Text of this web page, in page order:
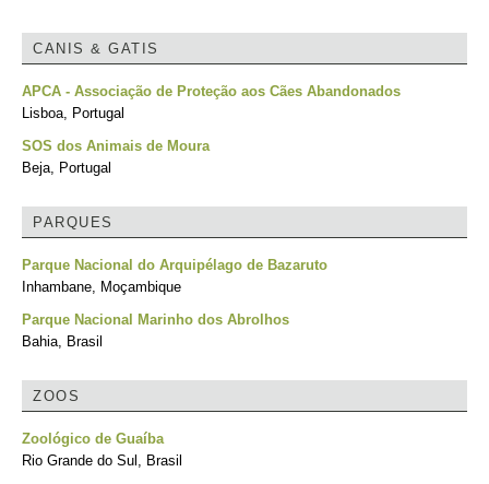
CANIS & GATIS
APCA - Associação de Proteção aos Cães Abandonados
Lisboa, Portugal
SOS dos Animais de Moura
Beja, Portugal
PARQUES
Parque Nacional do Arquipélago de Bazaruto
Inhambane, Moçambique
Parque Nacional Marinho dos Abrolhos
Bahia, Brasil
ZOOS
Zoológico de Guaíba
Rio Grande do Sul, Brasil